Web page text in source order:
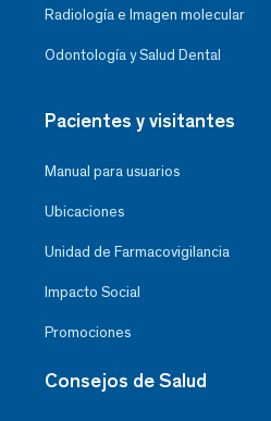
Radiología e Imagen molecular
Odontología y Salud Dental
Pacientes y visitantes
Manual para usuarios
Ubicaciones
Unidad de Farmacovigilancia
Impacto Social
Promociones
Consejos de Salud